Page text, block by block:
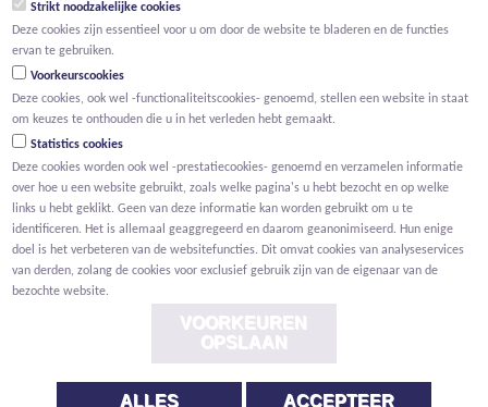
BTW BE 0466.256.432
Privacy Cookies Melding klokkenluider
Strikt noodzakelijke cookies
Deze cookies zijn essentieel voor u om door de website te bladeren en de functies
ervan te gebruiken.
Voorkeurscookies
Deze cookies, ook wel -functionaliteitscookies- genoemd, stellen een website in staat
om keuzes te onthouden die u in het verleden hebt gemaakt.
Statistics cookies
Deze cookies worden ook wel -prestatiecookies- genoemd en verzamelen informatie
over hoe u een website gebruikt, zoals welke pagina's u hebt bezocht en op welke
links u hebt geklikt. Geen van deze informatie kan worden gebruikt om u te
identificeren. Het is allemaal geaggregeerd en daarom geanonimiseerd. Hun enige
doel is het verbeteren van de websitefuncties. Dit omvat cookies van analyseservices
van derden, zolang de cookies voor exclusief gebruik zijn van de eigenaar van de
bezochte website.
VOORKEUREN
OPSLAAN
ALLES ACCEPTEER